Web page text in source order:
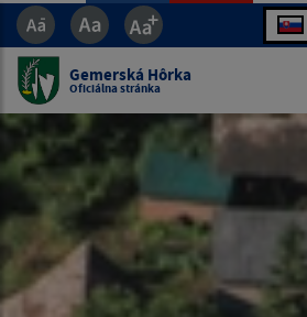
Gemerská Hôrka
Oficiálna stránka